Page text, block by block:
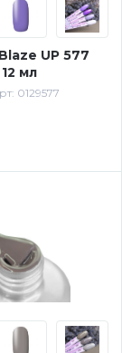
UP 577
мл
0129577